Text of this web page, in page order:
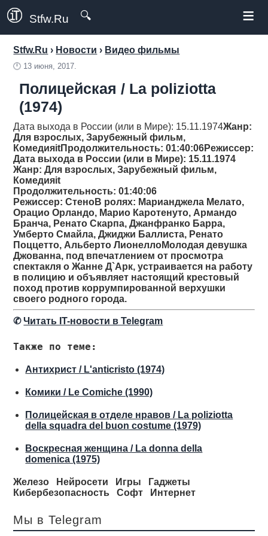
Stfw.Ru 🔍 ≡
Stfw.Ru › Новости › Видео фильмы
🕛 13 июня, 2017.
Полицейская / La poliziotta
(1974)
Дата выхода в России (или в Мире): 15.11.1974Жанр:
Для взрослых, Зарубежный фильм,
КомедияitПродолжительность: 01:40:06Режиссер:
Дата выхода в России (или в Мире): 15.11.1974
Жанр: Для взрослых, Зарубежный фильм,
Комедияit
Продолжительность: 01:40:06
Режиссер: СтеноВ ролях: Марианджела Мелато,
Орацио Орландо, Марио Каротенуто, Армандо
Бранча, Ренато Скарпа, Джанфранко Барра,
Умберто Смайла, Джиджи Баллиста, Ренато
Поццетто, Альберто ЛионеллоМолодая девушка
Джованна, под впечатлением от просмотра
спектакля о Жанне Д`Арк, устраивается на работу
в полицию и объявляет настоящий крестовый
поход против коррумпированной верхушки
своего родного города.
✆Читать IT-новости в Telegram
Также по теме:
Антихрист / L'anticristo (1974)
Комики / Le Comiche (1990)
Полицейская в отделе нравов / La poliziotta
della squadra del buon costume (1979)
Воскресная женщина / La donna della
domenica (1975)
Железо Нейросети Игры
Гаджеты
Кибербезопасность
Софт Интернет
Мы в Telegram